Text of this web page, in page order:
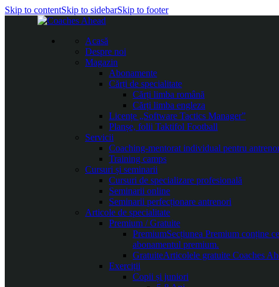
Skip to contentSkip to sidebarSkip to footer
Acasă
Despre noi
Magazin
Abonamente
Cărți de specialitate
Cărți limba română
Cărți limba engleza
Licențe „Software Tactics Manager”
Planșe, folii Taktifol Football
Servicii
Coaching-mentorat individual pentru
Training camps
Cursuri și seminarii
Cursuri de specializare profesională
Seminarii online
Seminarii perfecționare antrenori
Articole de specialitate
Premium / Gratuite
PremiumSecțiunea Premium conține
abonamentul premium.
GratuiteArticolele gratuite Coaches
Exerciții
Copii și juniori